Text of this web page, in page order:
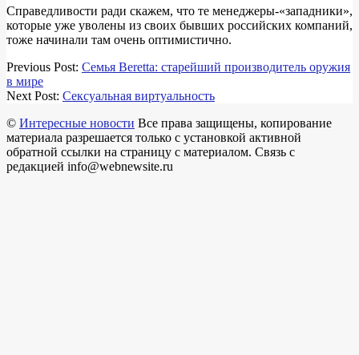
Справедливости ради скажем, что те менеджеры-«западники»,
которые уже уволены из своих бывших российских компаний,
тоже начинали там очень оптимистично.
2018-
03-
21
Previous Post: Семья Beretta: старейший производитель оружия
в мире
Next Post: Сексуальная виртуальность
© Интересные новости Все права защищены, копирование
материала разрешается только с установкой активной
обратной ссылки на страницу с материалом. Связь с
редакцией info@webnewsite.ru